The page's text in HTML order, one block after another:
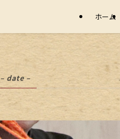
ホーム
– date –